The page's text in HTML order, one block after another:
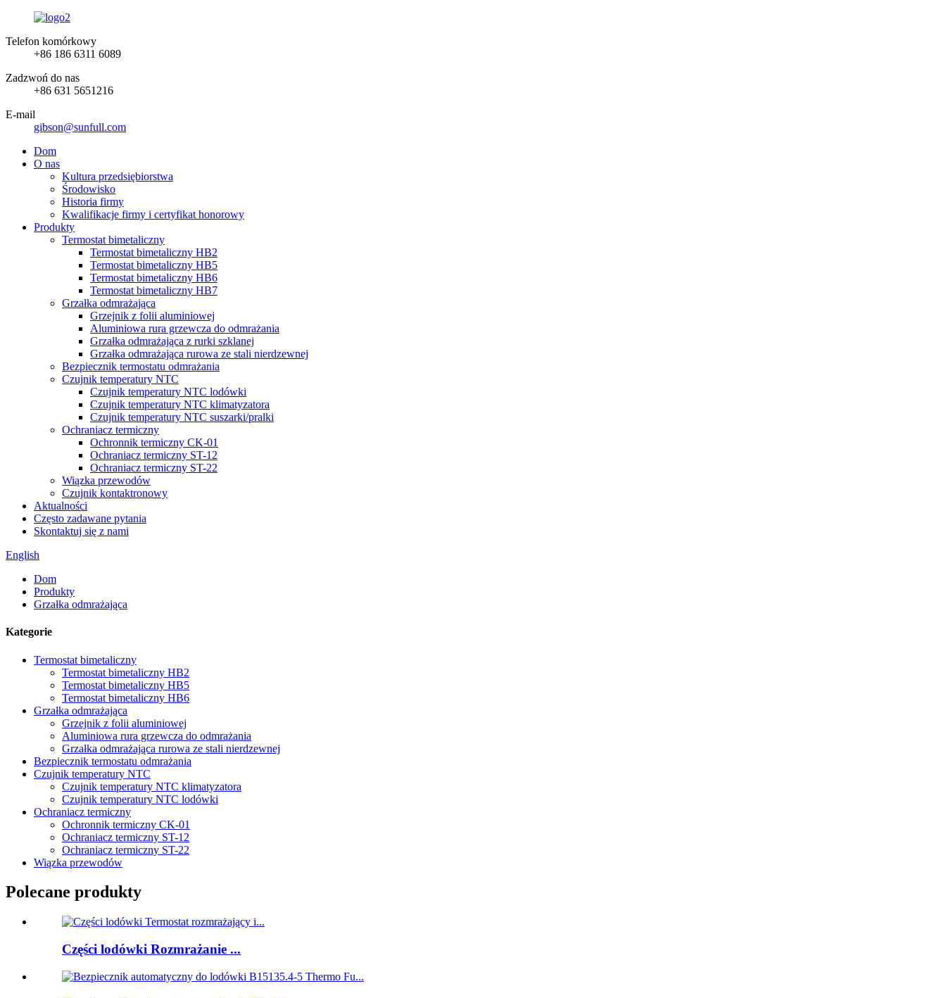
Telefon komórkowy
+86 186 6311 6089
Zadzwoń do nas
+86 631 5651216
E-mail
gibson@sunfull.com
Dom
O nas
Kultura przedsiębiorstwa
Środowisko
Historia firmy
Kwalifikacje firmy i certyfikat honorowy
Produkty
Termostat bimetaliczny
Termostat bimetaliczny HB2
Termostat bimetaliczny HB5
Termostat bimetaliczny HB6
Termostat bimetaliczny HB7
Grzałka odmrażająca
Grzejnik z folii aluminiowej
Aluminiowa rura grzewcza do odmrażania
Grzałka odmrażająca z rurki szklanej
Grzałka odmrażająca rurowa ze stali nierdzewnej
Bezpiecznik termostatu odmrażania
Czujnik temperatury NTC
Czujnik temperatury NTC lodówki
Czujnik temperatury NTC klimatyzatora
Czujnik temperatury NTC suszarki/pralki
Ochraniacz termiczny
Ochronnik termiczny CK-01
Ochraniacz termiczny ST-12
Ochraniacz termiczny ST-22
Wiązka przewodów
Czujnik kontaktronowy
Aktualności
Często zadawane pytania
Skontaktuj się z nami
English
Dom
Produkty
Grzałka odmrażająca
Kategorie
Termostat bimetaliczny
Termostat bimetaliczny HB2
Termostat bimetaliczny HB5
Termostat bimetaliczny HB6
Grzałka odmrażająca
Grzejnik z folii aluminiowej
Aluminiowa rura grzewcza do odmrażania
Grzałka odmrażająca rurowa ze stali nierdzewnej
Bezpiecznik termostatu odmrażania
Czujnik temperatury NTC
Czujnik temperatury NTC klimatyzatora
Czujnik temperatury NTC lodówki
Ochraniacz termiczny
Ochronnik termiczny CK-01
Ochraniacz termiczny ST-12
Ochraniacz termiczny ST-22
Wiązka przewodów
Polecane produkty
Części lodówki Rozmrażanie ...